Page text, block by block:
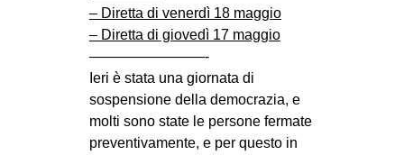
SPAZI
SPORT POPOLARE
MOVIMENTI
AMBIENTE
ANTIFASCISMO
– Diretta di venerdì 18 maggio
– Diretta di giovedì 17 maggio
————————-
Ieri è stata una giornata di
sospensione della democrazia, e
molti sono state le persone fermate
preventivamente, e per questo in